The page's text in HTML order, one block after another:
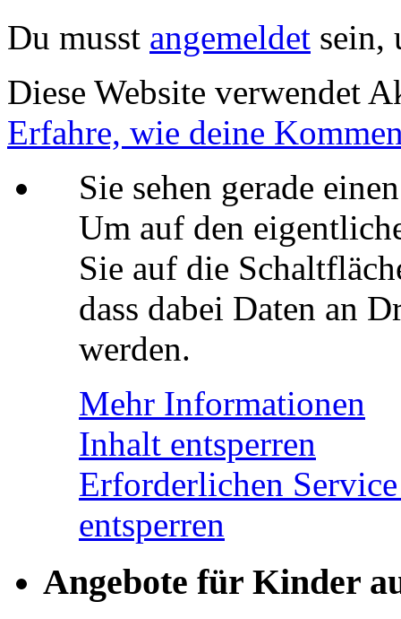
Du musst angemeldet sein,
Diese Website verwendet
Erfahre, wie deine
Sie sehen gerade
Um auf den
Sie auf die
dass dabei Daten an
werden.
Mehr Informationen
Inhalt entsperren
Erforderlichen
entsperren
Angebote für Kinder